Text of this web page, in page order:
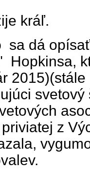
kráľ.
sa dá
Hopkinsa,
z